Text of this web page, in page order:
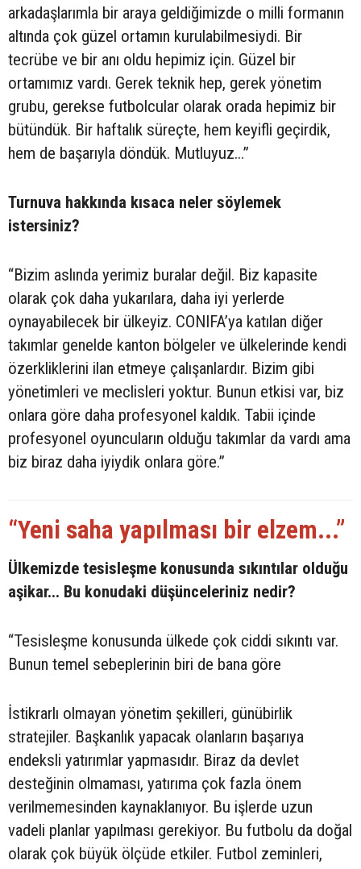
arkadaşlarımla bir araya geldiğimizde o milli formanın
altında çok güzel ortamın kurulabilmesiydi. Bir
tecrübe ve bir anı oldu hepimiz için. Güzel bir
ortamımız vardı. Gerek teknik hep, gerek yönetim
grubu, gerekse futbolcular olarak orada hepimiz bir
bütündük. Bir haftalık süreçte, hem keyifli geçirdik,
hem de başarıyla döndük. Mutluyuz...”
Turnuva hakkında kısaca neler söylemek
istersiniz?
“Bizim aslında yerimiz buralar değil. Biz kapasite
olarak çok daha yukarılara, daha iyi yerlerde
oynayabilecek bir ülkeyiz. CONIFA’ya katılan diğer
takımlar genelde kanton bölgeler ve ülkelerinde kendi
özerkliklerini ilan etmeye çalışanlardır. Bizim gibi
yönetimleri ve meclisleri yoktur. Bunun etkisi var, biz
onlara göre daha profesyonel kaldık. Tabii içinde
profesyonel oyuncuların olduğu takımlar da vardı ama
biz biraz daha iyiydik onlara göre.”
“Yeni saha yapılması bir elzem...”
Ülkemizde tesisleşme konusunda sıkıntılar olduğu
aşikar... Bu konudaki düşünceleriniz nedir?
“Tesisleşme konusunda ülkede çok ciddi sıkıntı var.
Bunun temel sebeplerinin biri de bana göre
İstikrarlı olmayan yönetim şekilleri, günübirlik
stratejiler. Başkanlık yapacak olanların başarıya
endeksli yatırımlar yapmasıdır. Biraz da devlet
desteğinin olmaması, yatırıma çok fazla önem
verilmemesinden kaynaklanıyor. Bu işlerde uzun
vadeli planlar yapılması gerekiyor. Bu futbolu da doğal
olarak çok büyük ölçüde etkiler. Futbol zeminleri,